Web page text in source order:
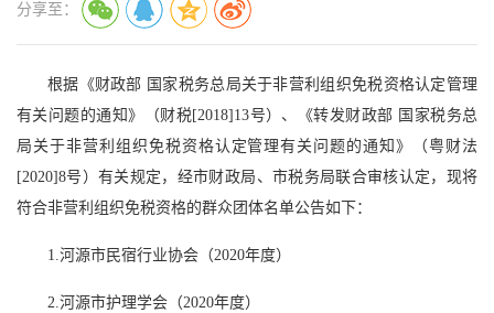
分享至：
根据《财政部 国家税务总局关于非营利组织免税资格认定管理
有关问题的通知》（财税[2018]13号）、《转发财政部 国家税务总
局关于非营利组织免税资格认定管理有关问题的通知》（粤财法
[2020]8号）有关规定，经市财政局、市税务局联合审核认定，现将
符合非营利组织免税资格的群众团体名单公告如下：
1.河源市民宿行业协会（2020年度）
2.河源市护理学会（2020年度）